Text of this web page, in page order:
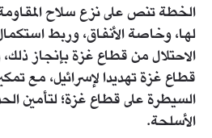
الخطة تنص على نزع سلاح
لها، وخاصة الأنفاق، وربط
الاحتلال من قطاع غزة بإنجاز
قطاع غزة تهديدا لإسرائيل، مع
السيطرة على قطاع غزة؛ لتأمين
الأسلحة.